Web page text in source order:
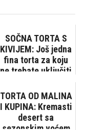
SOČNA TORTA S
KIVIJEM: Još jedna
fina torta za koju
ne trebate uključiti
TORTA OD MALINA
I KUPINA: Kremasti
desert sa